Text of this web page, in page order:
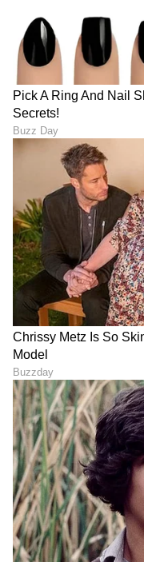
Kiss: ಯಶ್ ಮೇಲೆ UP
ಲವ್.. ರಾಕಿಂಗ್ ಸ್ಟಾರ್
ಕಿಸ್ ಕೊಟ್ಟ ಲೇಡಿ ಫ್ಯಾನ್;
ವಿಡಿಯೋ ವೈರಲ್!
Rakshit Shetty ಮನೆಯಲ್ಲಿ
ಮತ್ತೆ ಮದುವೆ ಸಂಭ್ರಮ;
ಸೆಂಚುರಿ ಹೊಡೆದ ತಂದೆ-
PHOTOS
LATEST VIDEOS
"ರಾಜಕೀಯ ಬೇಡ,
ಕನಕೋತ್ಸವದಲ್ಲಿ
Shetty speech |
ಶೇ.50 ರಿಂದ ಶೇ.18
ಟ್ರಂಪ್ ಐತಿಹಾಸಿಕ